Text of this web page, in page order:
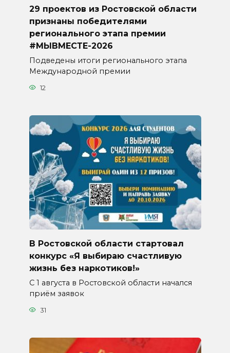
29 проектов из Ростовской области
признаны победителями
регионального этапа премии
#МЫВМЕСТЕ-2026
Подведены итоги регионального этапа
Международной премии
12
В Ростовской области стартовал
конкурс «Я выбираю счастливую
жизнь без наркотиков!»
С 1 августа в Ростовской области начался
приём заявок
31